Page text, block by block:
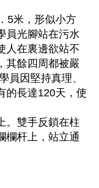
5米，形似小方
員光腳站在污水
人在裏邊欲站不
其餘四周都被嚴
員因堅持真理、
的長達120天，使
。雙手反鎖在柱
欄杆上，站立通